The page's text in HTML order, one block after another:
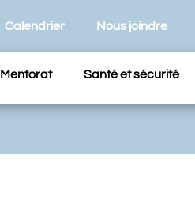
Calendrier Nous joindre
Mentorat Santé et sécurité